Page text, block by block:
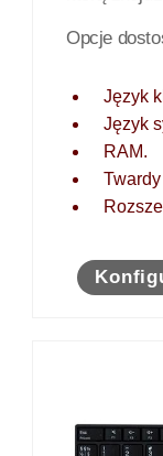
Opcje
Język
Język
RAM.